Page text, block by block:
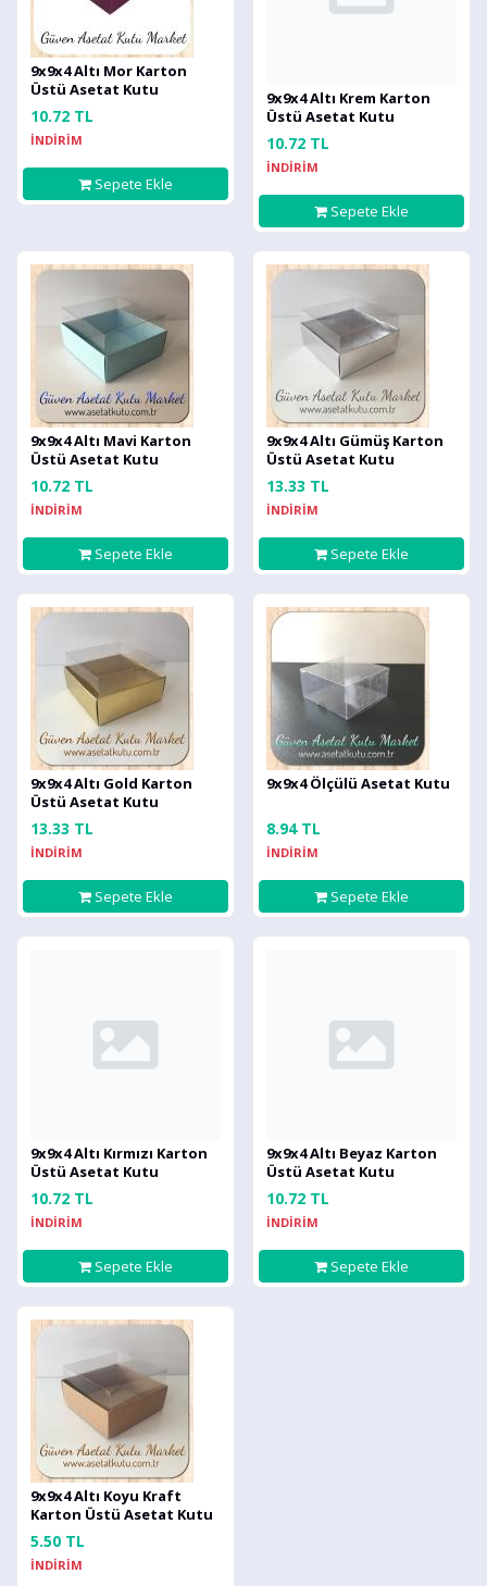
9x9x4 Altı Mor Karton
Üstü Asetat Kutu
10.72 TL
İNDİRİM
Sepete Ekle
9x9x4 Altı Krem Karton
Üstü Asetat Kutu
10.72 TL
İNDİRİM
Sepete Ekle
9x9x4 Altı Mavi Karton
Üstü Asetat Kutu
10.72 TL
İNDİRİM
Sepete Ekle
9x9x4 Altı Gümüş Karton
Üstü Asetat Kutu
13.33 TL
İNDİRİM
Sepete Ekle
9x9x4 Altı Gold Karton
Üstü Asetat Kutu
13.33 TL
İNDİRİM
Sepete Ekle
9x9x4 Ölçülü Asetat Kutu
8.94 TL
İNDİRİM
Sepete Ekle
9x9x4 Altı Kırmızı Karton
Üstü Asetat Kutu
10.72 TL
İNDİRİM
Sepete Ekle
9x9x4 Altı Beyaz Karton
Üstü Asetat Kutu
10.72 TL
İNDİRİM
Sepete Ekle
9x9x4 Altı Koyu Kraft
Karton Üstü Asetat Kutu
5.50 TL
İNDİRİM